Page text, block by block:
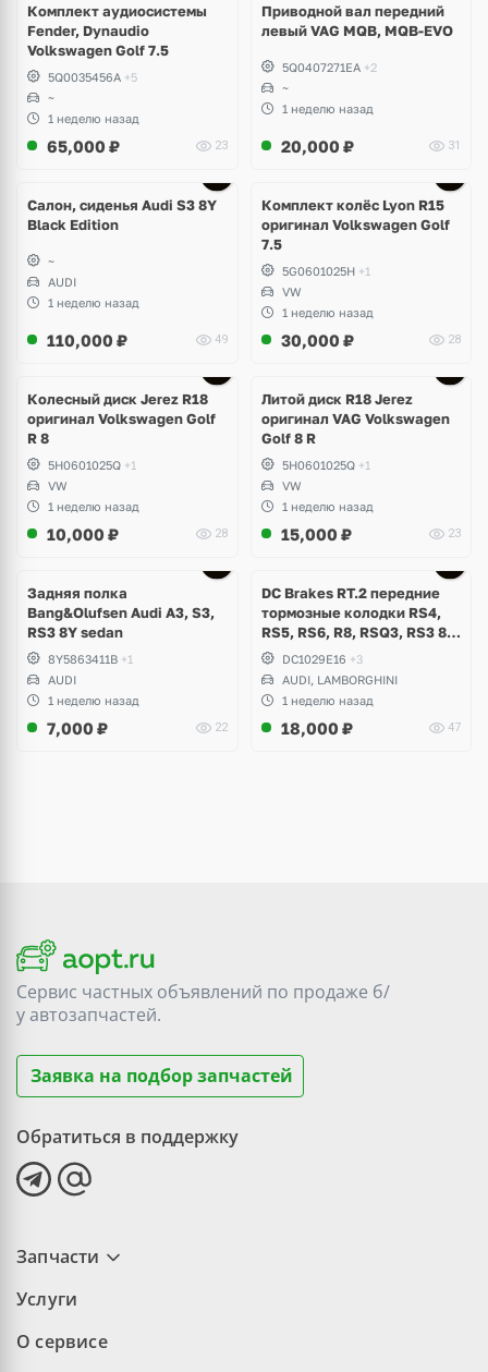
Комплект аудиосистемы
Fender, Dynaudio
Volkswagen Golf 7.5
5Q0035456A +5
~
1 неделю назад
65,000 ₽ 23
Приводной вал передний
левый VAG MQB, MQB-EVO
5Q0407271EA +2
~
1 неделю назад
20,000 ₽ 31
Салон, сиденья Audi S3 8Y
Black Edition
~
AUDI
1 неделю назад
110,000 ₽ 49
Комплект колёс Lyon R15
оригинал Volkswagen Golf
7.5
5G0601025H +1
VW
1 неделю назад
30,000 ₽ 28
Колесный диск Jerez R18
оригинал Volkswagen Golf
R 8
5H0601025Q +1
VW
1 неделю назад
10,000 ₽ 28
Литой диск R18 Jerez
оригинал VAG Volkswagen
Golf 8 R
5H0601025Q +1
VW
1 неделю назад
15,000 ₽ 23
Задняя полка
Bang&Olufsen Audi A3, S3,
RS3 8Y sedan
8Y5863411B +1
AUDI
1 неделю назад
7,000 ₽ 22
DC Brakes RT.2 передние
тормозные колодки RS4,
RS5, RS6, R8, RSQ3, RS3 8V
(комплект 8 шт)
DC1029E16 +3
AUDI, LAMBORGHINI
1 неделю назад
18,000 ₽ 47
Сервис частных объявлений по продаже б/
уавтозапчастей.
Заявка на подбор запчастей
Обратиться в поддержку
Запчасти
Услуги
О сервисе